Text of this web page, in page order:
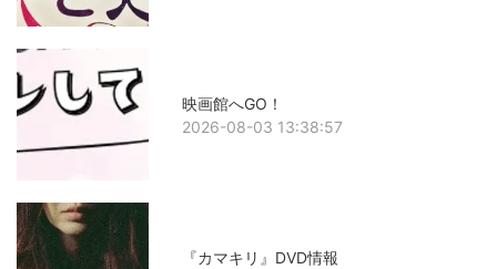
映画館へGO！
2026-08-03 13:38:57
『カマキリ』DVD情報